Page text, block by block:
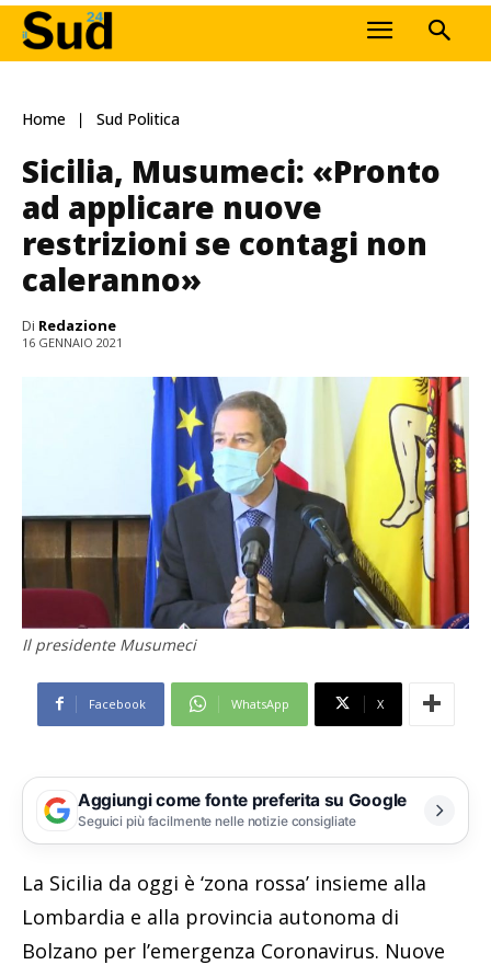
Home Sud Politica
Sicilia, Musumeci: «Pronto
ad applicare nuove
restrizioni se contagi non
caleranno»
Di Redazione
16 GENNAIO 2021
Il presidente Musumeci
Facebook WhatsApp X
Aggiungi come fonte preferita su Google
Seguici più facilmente nelle notizie consigliate
La Sicilia da oggi è ‘zona rossa’ insieme alla
Lombardia e alla provincia autonoma di
Bolzano per l’emergenza Coronavirus. Nuove